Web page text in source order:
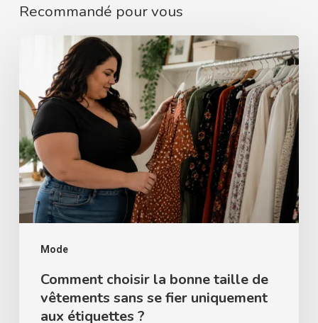
Recommandé pour vous
Mode
Comment
la
bonne
taille
de
vêtements
sans
se
uniquement
étiquettes
Comment choisir la bonne taille de
vêtements sans se fier uniquement
aux étiquettes ?